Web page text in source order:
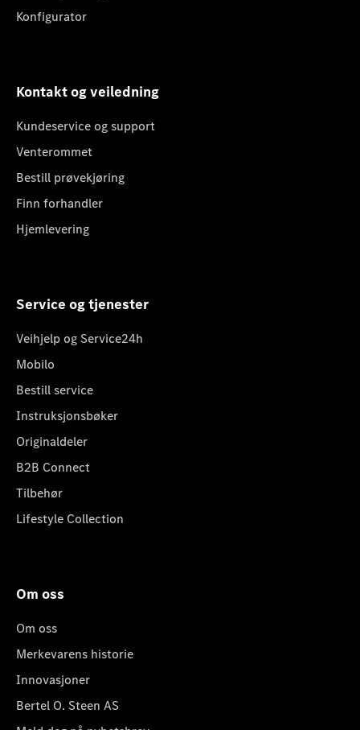
Konfigurator
Kontakt og veiledning
Kundeservice og support
Venterommet
Bestill prøvekjøring
Finn forhandler
Hjemlevering
Service og tjenester
Veihjelp og Service24h
Mobilo
Bestill service
Instruksjonsbøker
Originaldeler
B2B Connect
Tilbehør
Lifestyle Collection
Om oss
Om oss
Merkevarens historie
Innovasjoner
Bertel O. Steen AS